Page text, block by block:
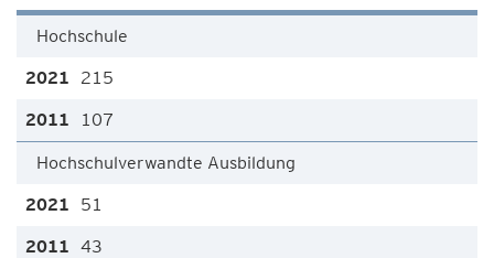
Hochschule
215
107
Hochschulverwandte Ausbildung
51
43